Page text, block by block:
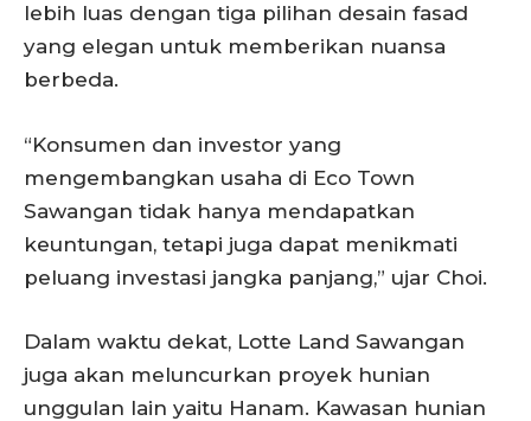
lebih luas dengan tiga pilihan desain fasad
yang elegan untuk memberikan nuansa
berbeda.
“Konsumen dan investor yang
mengembangkan usaha di Eco Town
Sawangan tidak hanya mendapatkan
keuntungan, tetapi juga dapat menikmati
peluang investasi jangka panjang,” ujar Choi.
Dalam waktu dekat, Lotte Land Sawangan
juga akan meluncurkan proyek hunian
unggulan lain yaitu Hanam. Kawasan hunian